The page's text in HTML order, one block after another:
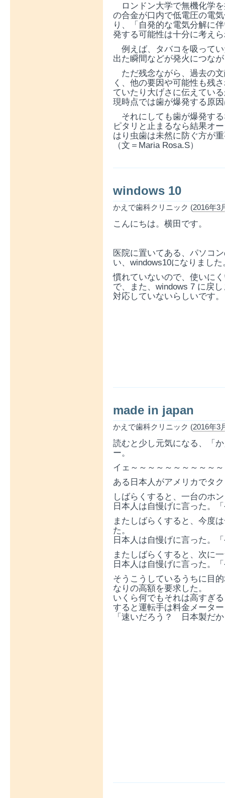
ロンドン大学で無機化学
の合金が口内で低電圧の電
り、「自発的な電気分解に
発する可能性は十分に考え
例えば、タバコを吸って
出た瞬間などが発火につな
ただ残念ながら、過去の
く、他の要因や可能性も残
ていたり大げさに伝えてい
現時点では歯が爆発する原
それにしても歯が爆発す
ピタリと止まるなら結果オ
はり虫歯は未然に防ぐ方が
（文＝Maria Rosa.S）
windows 10
かえで歯科クリニック (2016年3
こんにちは。横田です。
医院に置いてある、パソコ
い、windows10になりました
慣れていないので、使いに
で、また、windows 7 に戻
対応していないらしいです。
made in japan
かえで歯科クリニック (2016年3
読むと少し元気になる、「
ー。
イェ～～～～～～～～～～
ある日本人がアメリカでタ
しばらくすると、一台のホ
日本人は自慢げに言った。
またしばらくすると、今度
た。
日本人は自慢げに言った。
またしばらくすると、次に
日本人は自慢げに言った。
そうこうしているうちに目
なりの高額を要求した。
いくら何でもそれは高すぎ
すると運転手は料金メータ
「速いだろう？ 日本製だ